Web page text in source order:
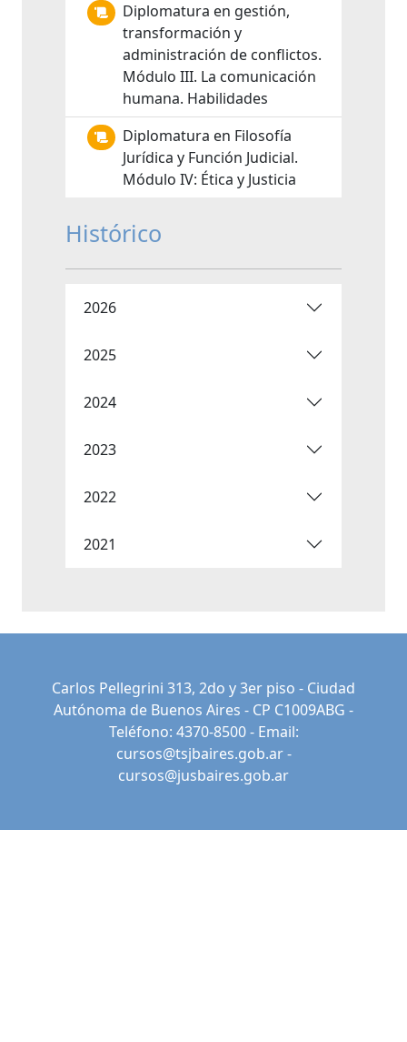
Diplomatura en gestión,
transformación y
administración de conflictos.
Módulo III. La comunicación
humana. Habilidades
Diplomatura en Filosofía
Jurídica y Función Judicial.
Módulo IV: Ética y Justicia
Histórico
2026
2025
2024
2023
2022
2021
Carlos Pellegrini 313, 2do y 3er piso - Ciudad
Autónoma de Buenos Aires - CP C1009ABG -
Teléfono: 4370-8500 - Email:
cursos@tsjbaires.gob.ar-
cursos@jusbaires.gob.ar